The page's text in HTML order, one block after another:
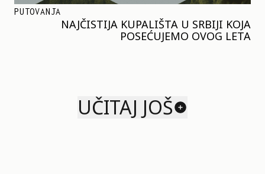
PUTOVANJA
NAJČISTIJA KUPALIŠTA U SRBIJI KOJA
POSEĆUJEMO OVOG LETA
UČITAJ JOŠ